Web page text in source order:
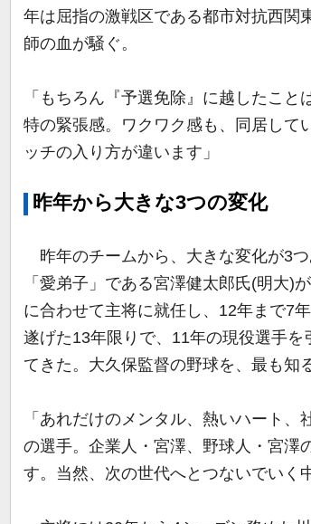
年は屈指の激戦区である都市対抗西関
師の血が騒ぐ。
「もちろん『予選免除』に越したこ
特の緊張感。ワクワク感も、同居して
ッチの入り方が違います」
昨年から大きな3つの変化
昨年のチームから、大きな変化が3
「愛弟子」である宮澤健太郎氏(明大)
に合わせて主将に就任し、12年まで7
遂げた13年限りで、11年の現役選手
てきた。大久保監督の野球を、最も知
「あれだけのメンタル、熱いハート
の選手。企業人・宮澤、野球人・宮澤
す。当然、次の世代へとつないでいく